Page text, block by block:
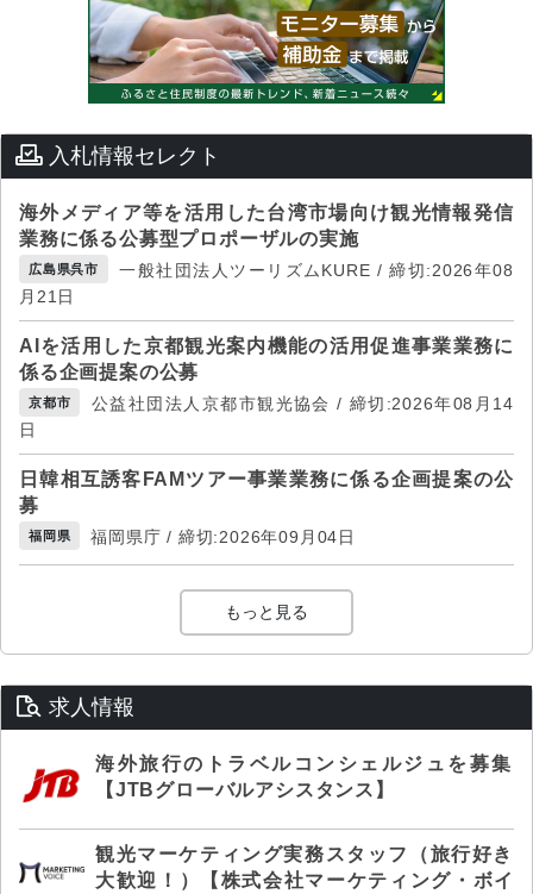
入札情報セレクト
海外メディア等を活用した台湾市場向け観光情報発信
業務に係る公募型プロポーザルの実施
広島県呉市
一般社団法人ツーリズムKURE / 締切:2026年08
月21日
AIを活用した京都観光案内機能の活用促進事業業務に
係る企画提案の公募
京都市
公益社団法人京都市観光協会 / 締切:2026年08月14
日
日韓相互誘客FAMツアー事業業務に係る企画提案の公
募
福岡県 福岡県庁 / 締切:2026年09月04日
もっと見る
求人情報
海外旅行のトラベルコンシェルジュを募集
【JTBグローバルアシスタンス】
観光マーケティング実務スタッフ（旅行好き
大歓迎！）【株式会社マーケティング・ボイ